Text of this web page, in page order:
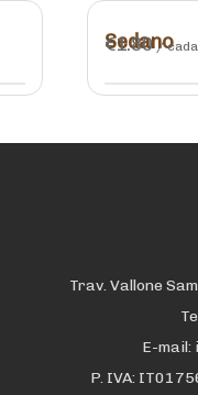
Sedano
€1.80/
Trav. Vallone
E-
P. IVA: